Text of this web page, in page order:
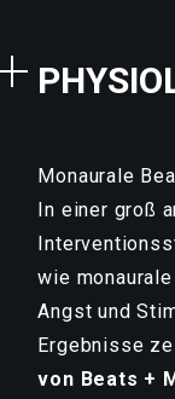
Monaurale
In einer groß
wie
Angst und
Ergebnisse
von Beats +